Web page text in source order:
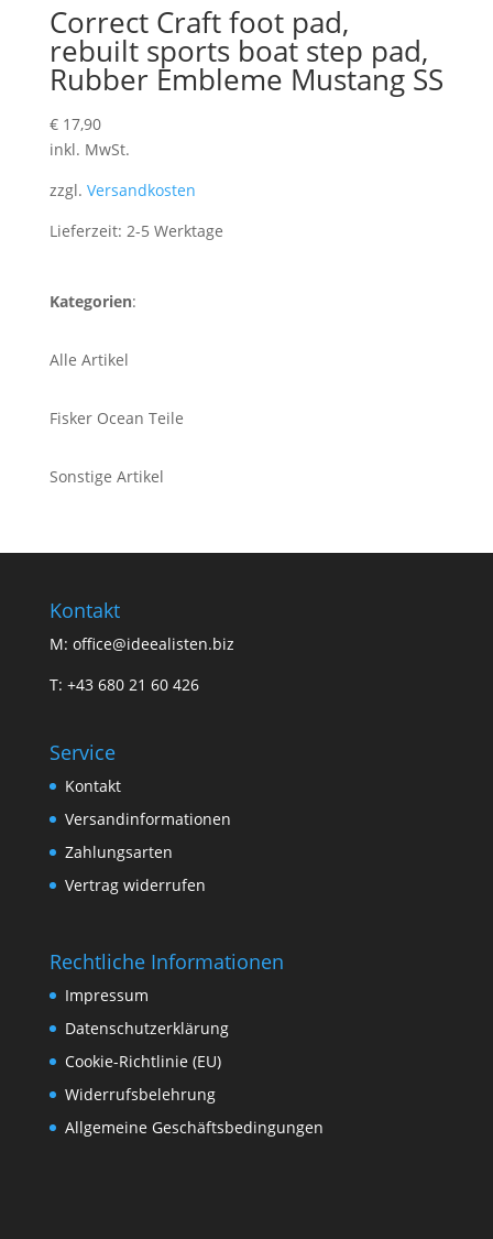
Correct Craft foot pad,
rebuilt sports boat step pad,
Rubber Embleme Mustang SS
€17,90
inkl. MwSt.
zzgl. Versandkosten
Lieferzeit: 2-5 Werktage
Kategorien:
Alle Artikel
Fisker Ocean Teile
Sonstige Artikel
Kontakt
M: office@ideealisten.biz
T: +43 680 21 60 426
Service
Kontakt
Versandinformationen
Zahlungsarten
Vertrag widerrufen
Rechtliche Informationen
Impressum
Datenschutzerklärung
Cookie-Richtlinie (EU)
Widerrufsbelehrung
Allgemeine Geschäftsbedingungen